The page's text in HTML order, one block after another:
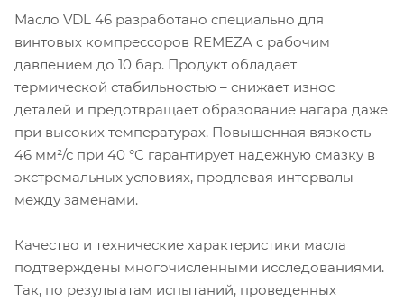
Масло VDL 46 разработано специально для
винтовых компрессоров REMEZA с рабочим
давлением до 10 бар. Продукт обладает
термической стабильностью – снижает износ
деталей и предотвращает образование нагара даже
при высоких температурах. Повышенная вязкость
46 мм²/с при 40 °C гарантирует надежную смазку в
экстремальных условиях, продлевая интервалы
между заменами.
Качество и технические характеристики масла
подтверждены многочисленными исследованиями.
Так, по результатам испытаний, проведенных